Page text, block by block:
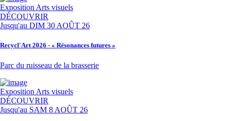
Exposition Arts visuels
DÉCOUVRIR
Jusqu'au DIM 30 AOÛT 26
Recycl'Art 2026 - « Résonances futures »
Parc du ruisseau de la brasserie
Exposition Arts visuels
DÉCOUVRIR
Jusqu'au SAM 8 AOÛT 26